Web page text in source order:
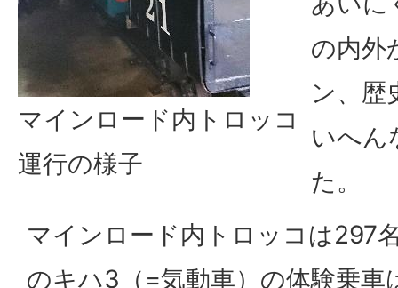
マインロード内トロッコ
運行の様子
の内外
ン、歴
いへん
た。
マインロード内トロッコは297
のキハ3（=気動車）の体験乗車